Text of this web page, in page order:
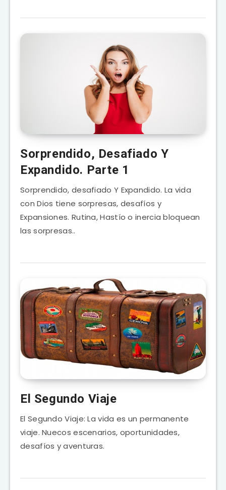
Sorprendido, Desafiado Y
Expandido. Parte 1
Sorprendido, desafiado Y Expandido. La vida
con Dios tiene sorpresas, desafíos y
Expansiones. Rutina, Hastío o inercia bloquean
las sorpresas..
El Segundo Viaje
El Segundo Viaje: La vida es un permanente
viaje. Nuecos escenarios, oportunidades,
desafíos y aventuras.